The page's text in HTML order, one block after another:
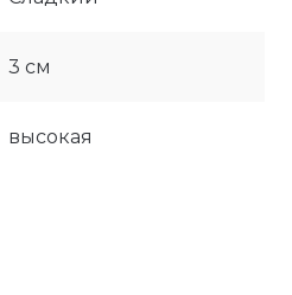
3 см
высокая